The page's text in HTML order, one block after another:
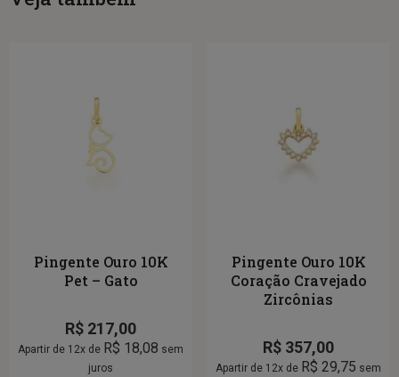
Pingente Ouro 10K
Pet – Gato
R$ 217,00
Apartir de 12x de R$ 18,08 sem
juros
Pingente Ouro 10K
Coração Cravejado
Zircônias
R$ 357,00
Apartir de 12x de R$ 29,75 sem